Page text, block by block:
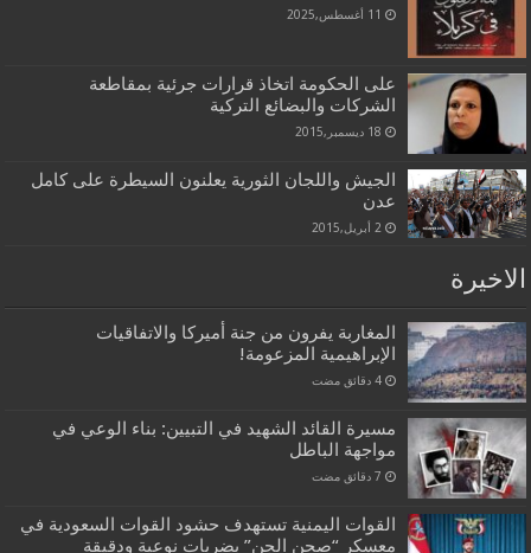
11 أغسطس,2025
على الحكومة اتخاذ قرارات جرئية بمقاطعة
الشركات والبضائع التركية
18 ديسمبر,2015
الجيش واللجان الثورية يعلنون السيطرة على كامل
عدن
2 أبريل,2015
الاخيرة
المغاربة يفرون من جنة أميركا والاتفاقيات
الإبراهيمية المزعومة!
‏4 دقائق مضت
مسيرة القائد الشهيد في التبيين: بناء الوعي في
مواجهة الباطل
القوات اليمنية تستهدف حشود القوات السعودية في
معسكر “صحن الجن” بضربات نوعية ودقيقة